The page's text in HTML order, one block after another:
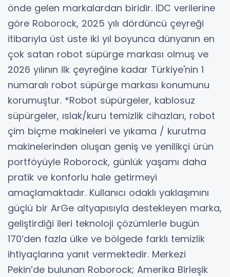
önde gelen markalardan biridir. IDC verilerine
göre Roborock, 2025 yılı dördüncü çeyreği
itibarıyla üst üste iki yıl boyunca dünyanın en
çok satan robot süpürge markası olmuş ve
2026 yılının ilk çeyreğine kadar Türkiye'nin 1
numaralı robot süpürge markası konumunu
korumuştur. *Robot süpürgeler, kablosuz
süpürgeler, ıslak/kuru temizlik cihazları, robot
çim biçme makineleri ve yıkama / kurutma
makinelerinden oluşan geniş ve yenilikçi ürün
portföyüyle Roborock, günlük yaşamı daha
pratik ve konforlu hale getirmeyi
amaçlamaktadır. Kullanıcı odaklı yaklaşımını
güçlü bir ArGe altyapısıyla destekleyen marka,
geliştirdiği ileri teknoloji çözümlerle bugün
170’den fazla ülke ve bölgede farklı temizlik
ihtiyaçlarına yanıt vermektedir. Merkezi
Pekin’de bulunan Roborock; Amerika Birleşik